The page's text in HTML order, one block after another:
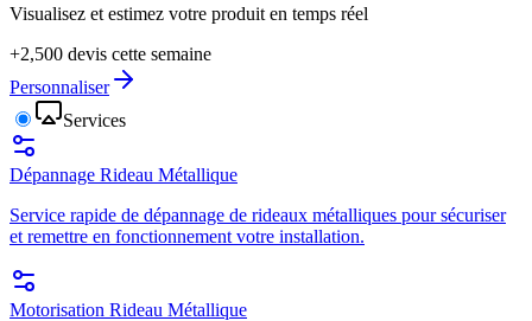
Visualisez et estimez votre produit en temps réel
+2,500 devis cette semaine
Personnaliser
Services
Dépannage Rideau Métallique
Service rapide de dépannage de rideaux métalliques pour sécuriser
et remettre en fonctionnement votre installation.
Motorisation Rideau Métallique